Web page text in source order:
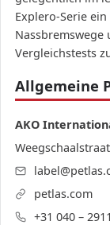
Explero-Serie
Vergleichstests
Allgemeine
AKO
petlas.com
+31 040 –